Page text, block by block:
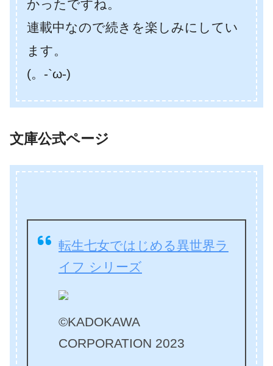
かったですね。
連載中なので続きを楽しみにしてい
ます。
(。-`ω-)
文庫公式ページ
転生七女ではじめる異世界ラ
イフ シリーズ
©KADOKAWA
CORPORATION 2023